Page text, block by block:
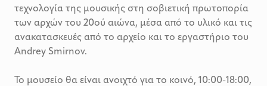
τεχνολογία της μουσικής στη σοβιετική πρωτοπορία
των αρχών του 20ού αιώνα, μέσα από το υλικό και τις
ανακατασκευές από το αρχείο και το εργαστήριο του
Andrey Smirnov.
Το μουσείο θα είναι ανοιχτό για το κοινό, 10:00-18:00,